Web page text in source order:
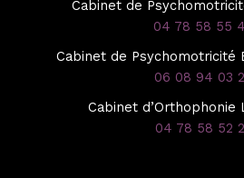
Cabinet de
04 78 58 55
Cabinet de Psychomotricité
06 08 94 03
Cabinet d’Orthophonie
04 78 58 52